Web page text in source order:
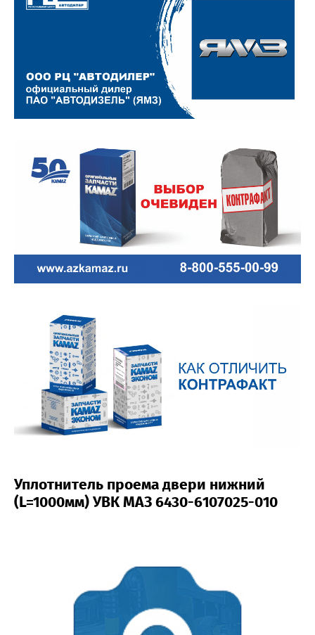
Уплотнитель проема двери нижний
(L=1000мм) УВК МАЗ 6430-6107025-010